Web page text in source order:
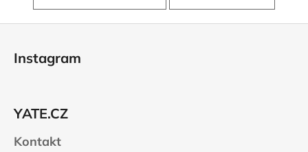
Instagram
YATE.CZ
Kontakt